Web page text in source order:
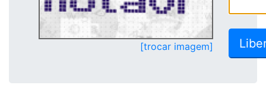
[trocar imagem]